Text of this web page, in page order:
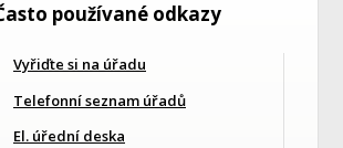
používané odkazy
Vyřiďte si na úřadu
Telefonní seznam úřadů
El. úřední deska